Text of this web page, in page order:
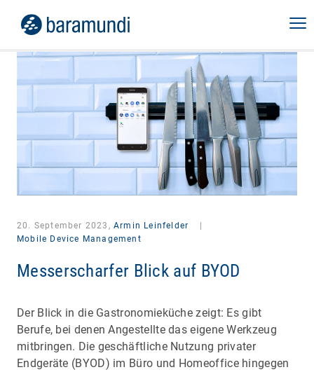
20. September 2023, Armin Leinfelder
Mobile Device Management
Messerscharfer Blick auf BYOD
Der Blick in die Gastronomieküche zeigt: Es gibt
Berufe, bei denen Angestellte das eigene Werkzeug
mitbringen. Die geschäftliche Nutzung privater
Endgeräte (BYOD) im Büro und Homeoffice hingegen